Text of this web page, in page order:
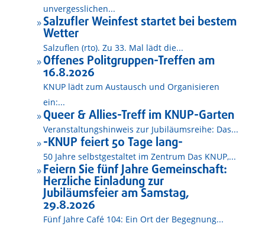
unvergesslichen...
9 Salzufler Weinfest startet bei bestem
Wetter
Salzuflen (rto). Zu 33. Mal lädt die...
9 Offenes Politgruppen-Treffen am
16.8.2026
KNUP lädt zum Austausch und Organisieren
ein:...
9 Queer & Allies-Treff im KNUP-Garten
Veranstaltungshinweis zur Jubiläumsreihe: Das...
9 -KNUP feiert 50 Tage lang-
50 Jahre selbstgestaltet im Zentrum Das KNUP,...
9 Feiern Sie fünf Jahre Gemeinschaft:
Herzliche Einladung zur
Jubiläumsfeier am Samstag,
29.8.2026
Fünf Jahre Café 104: Ein Ort der Begegnung...